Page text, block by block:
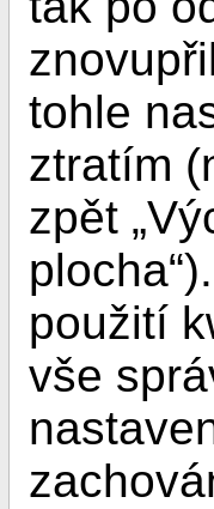
tohle
ztratím
zpět
použití
vše